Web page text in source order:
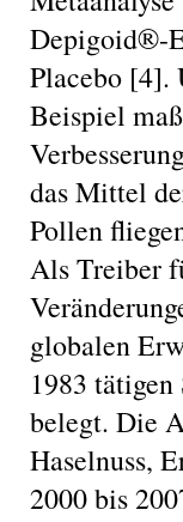
Depigoid®-
Placebo [4].
Beispiel
das Mittel
Pollen
Als Treiber
globalen
1983
belegt. Die
Haselnuss,
2000 bis